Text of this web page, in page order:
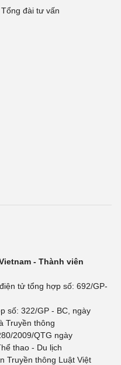
Tổng đài tư vấn
- Thành viên
tử tổng hợp số: 692/GP-
số: 322/GP - BC, ngày
Truyền thông
2009/QTG ngày
thao - Du lịch
Truyền thông Luật Việt